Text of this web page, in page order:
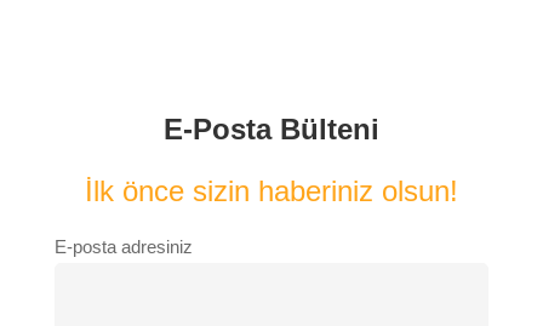
E-Posta Bülteni
İlk önce sizin haberiniz olsun!
E-posta adresiniz